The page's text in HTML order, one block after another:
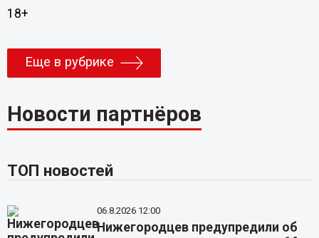
18+
Еще в рубрике
Новости партнёров
ТОП новостей
06.8.2026 12:00
Нижегородцев предупредили об